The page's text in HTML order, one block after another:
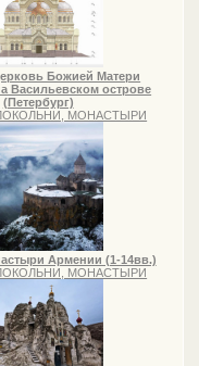
Божией Матери
Васильевском острове
(Петербург)
МОНАСТЫРИ
Армении (1-14вв.)
МОНАСТЫРИ